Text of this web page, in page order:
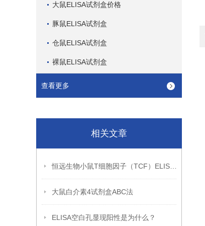
大鼠ELISA试剂盒价格
豚鼠ELISA试剂盒
仓鼠ELISA试剂盒
裸鼠ELISA试剂盒
查看更多
相关文章
大鼠白介素4试剂盒ABC法
ELISA空白孔显现阳性是为什么？